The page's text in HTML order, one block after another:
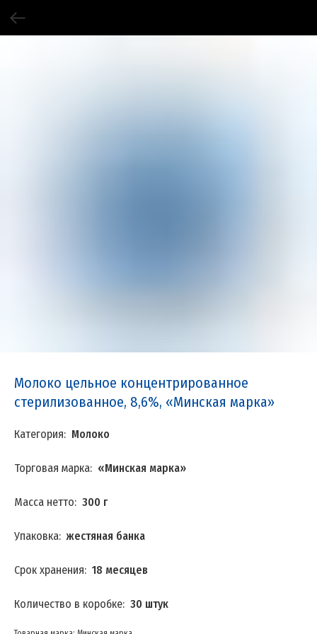
Молоко цельное концентрированное
стерилизованное, 8,6%, «Минская марка»
Категория: Молоко
Торговая марка: «Минская марка»
Масса нетто: 300 г
Упаковка: жестяная банка
Срок хранения: 18 месяцев
Количество в коробке: 30 штук